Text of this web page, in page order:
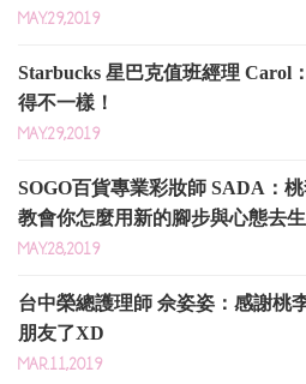
MAY.29,2019
Starbucks 星巴克值班經理 Carol
得不一樣！
MAY.29,2019
SOGO百貨專業彩妝師 SADA：
教會你怎麼用新的腳步與心態去
MAY.28,2019
台中榮總護理師 佘姿姿：感謝桃
朋友了XD
MAR.11,2019